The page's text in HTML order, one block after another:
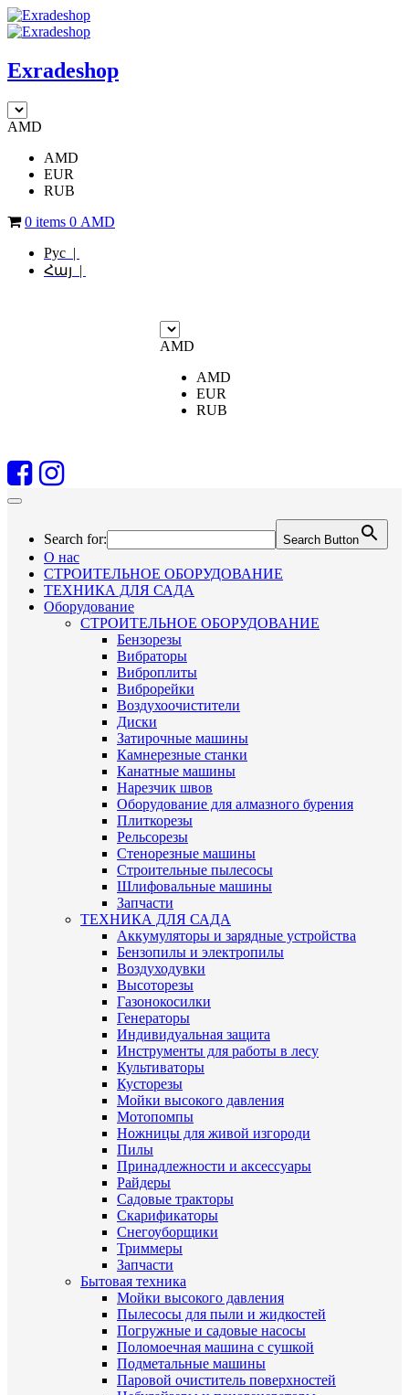
Exradeshop
AMD
AMD
EUR
RUB
0 items 0 AMD
Рус |
Հայ |
AMD
AMD
EUR
RUB
Search for: Search Button
О нас
СТРОИТЕЛЬНОЕ ОБОРУДОВАНИЕ
ТЕХНИКА ДЛЯ САДА
Оборудование
СТРОИТЕЛЬНОЕ ОБОРУДОВАНИЕ
Бензорезы
Вибраторы
Виброплиты
Виброрейки
Воздухоочистители
Диски
Затирочные машины
Камнерезные станки
Канатные машины
Нарезчик швов
Оборудование для алмазного бурения
Плиткорезы
Рельсорезы
Стенорезные машины
Строительные пылесосы
Шлифовальные машины
Запчасти
ТЕХНИКА ДЛЯ САДА
Аккумуляторы и зарядные устройства
Бензопилы и электропилы
Воздуходувки
Высоторезы
Газонокосилки
Генераторы
Индивидуальная защита
Инструменты для работы в лесу
Культиваторы
Кусторезы
Мойки высокого давления
Мотопомпы
Ножницы для живой изгороди
Пилы
Принадлежности и аксессуары
Райдеры
Садовые тракторы
Скарификаторы
Снегоуборщики
Триммеры
Запчасти
Бытовая техника
Мойки высокого давления
Пылесосы для пыли и жидкостей
Погружные и садовые насосы
Поломоечная машина с сушкой
Подметальные машины
Паровой очиститель поверхностей